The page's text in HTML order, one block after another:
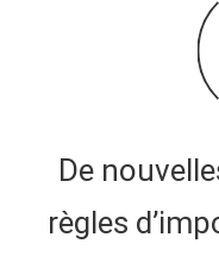
De
règles